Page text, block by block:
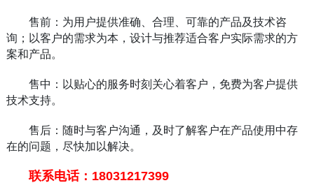
售前：为用户提供准确、合理、可靠的产品及技术咨
询；以客户的需求为本，设计与推荐适合客户实际需求的方
案和产品。
售中：以贴心的服务时刻关心着客户，免费为客户提供
技术支持。
售后：随时与客户沟通，及时了解客户在产品使用中存
在的问题，尽快加以解决。
联系电话：18031217399